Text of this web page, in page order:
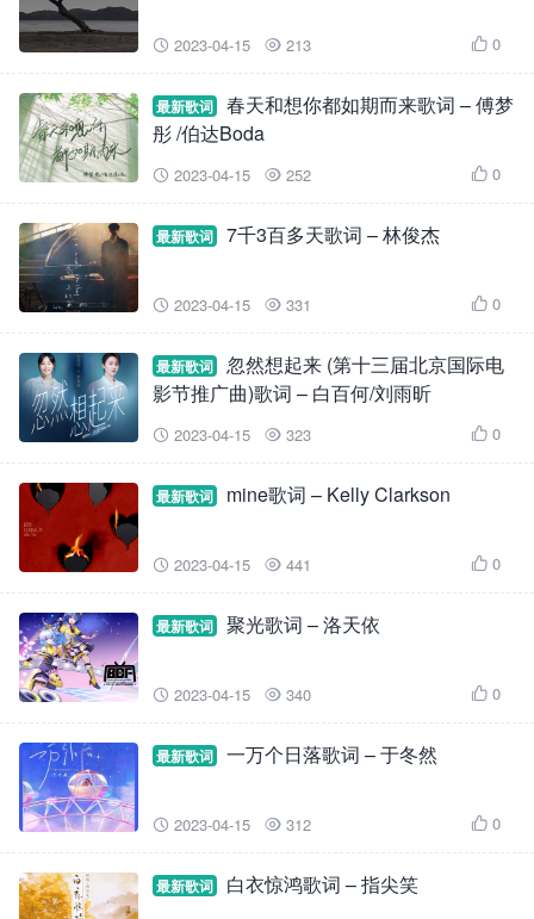
 2023-04-15  213  0
最新歌词
春天和想你都如期而来歌词 – 傅梦
彤 /伯达Boda
 2023-04-15  252  0
最新歌词 7千3百多天歌词 – 林俊杰
 2023-04-15  331  0
最新歌词
忽然想起来 (第十三届北京国际电
影节推广曲)歌词 – 白百何/刘雨昕
 2023-04-15  323  0
最新歌词 mine歌词 – Kelly Clarkson
 2023-04-15  441  0
最新歌词 聚光歌词 – 洛天依
 2023-04-15  340  0
最新歌词 一万个日落歌词 – 于冬然
 2023-04-15  312  0
最新歌词 白衣惊鸿歌词 – 指尖笑